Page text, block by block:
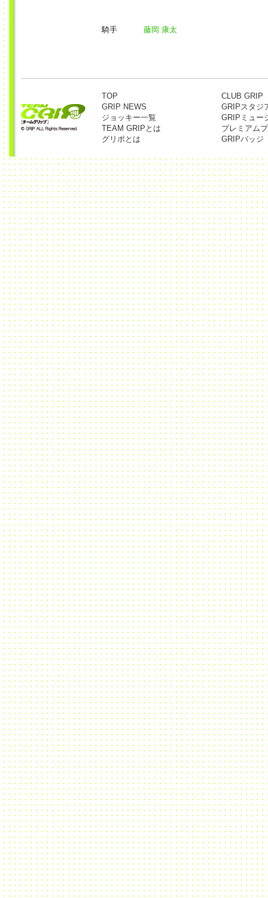
騎手 藤岡 康太
TOP
GRIP NEWS
ジョッキー一覧
TEAM GRIPとは
グリポとは
CLUB GRIP
GRIPスタジ
GRIPミュー
プレミアム
GRIPバッジ